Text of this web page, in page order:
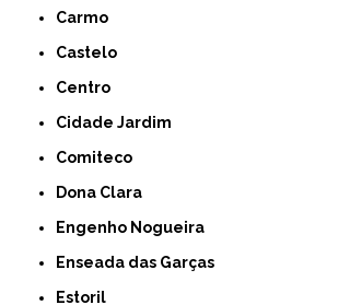
Carmo
Castelo
Centro
Cidade Jardim
Comiteco
Dona Clara
Engenho Nogueira
Enseada das Garças
Estoril